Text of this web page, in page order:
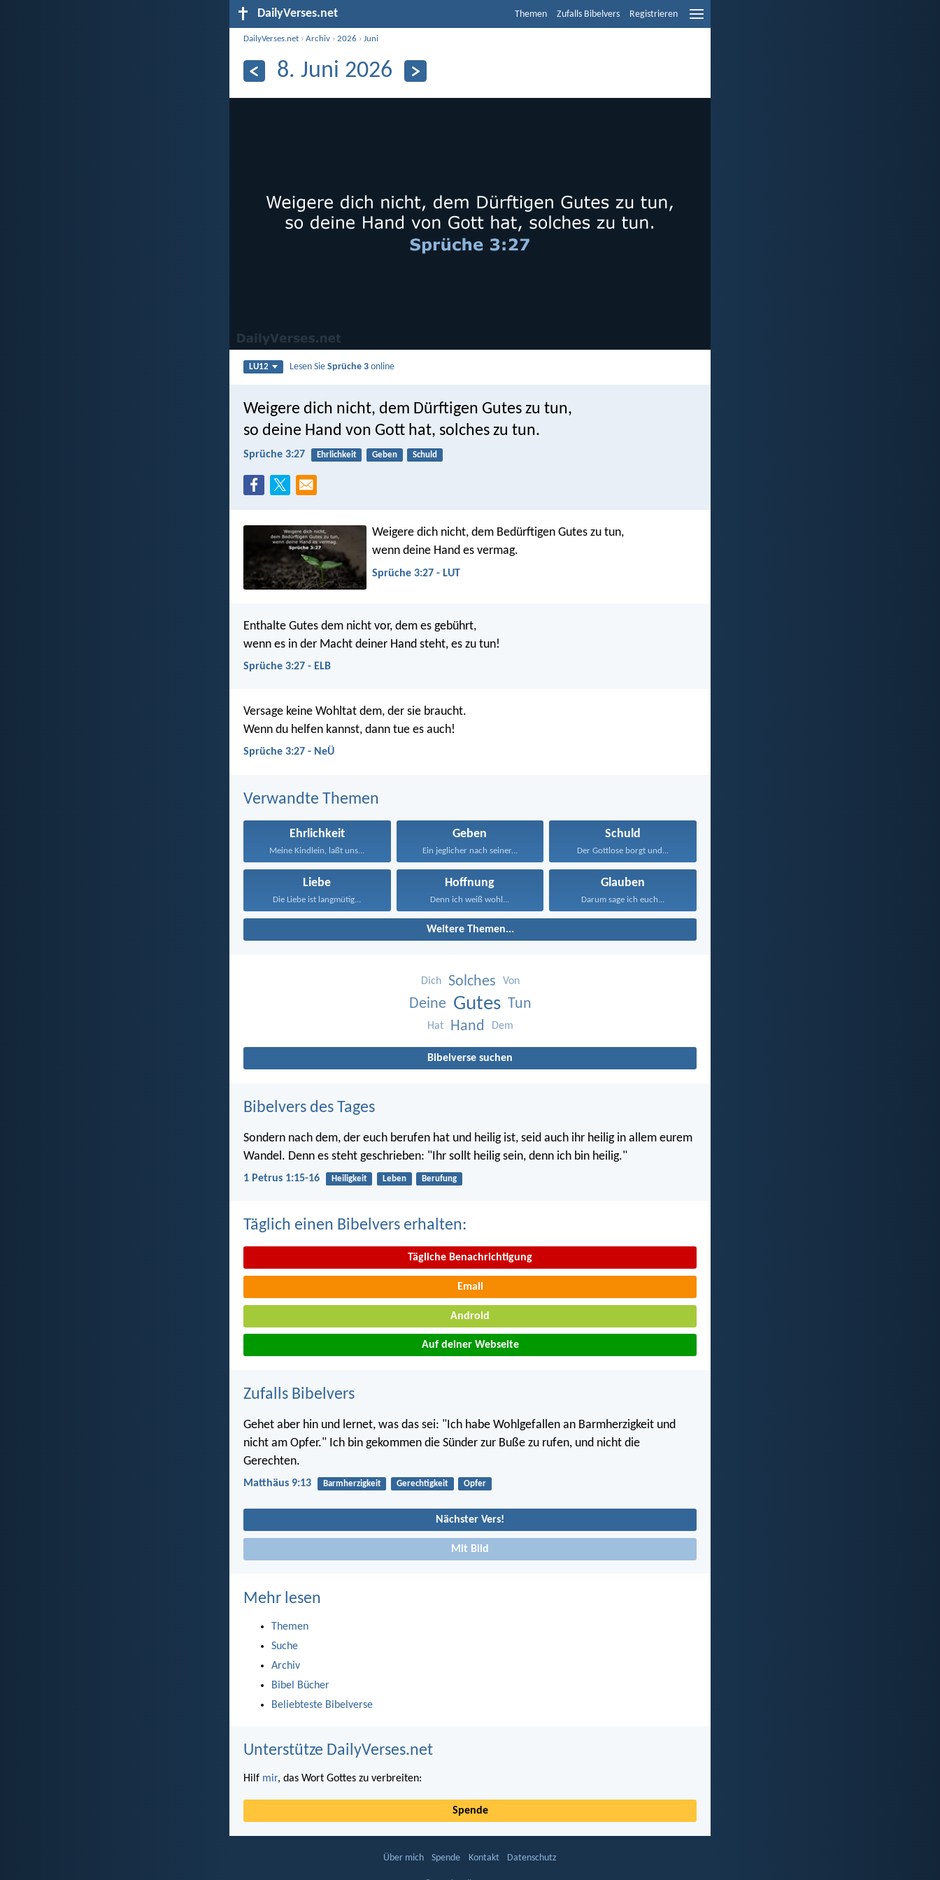
DailyVerses.net Themen Zufalls Bibelvers Registrieren
DailyVerses.net ›Archiv ›2026 ›Juni
8. Juni 2026
LU12 Lesen SieSprüche 3 online
Weigere dich nicht, dem Dürftigen Gutes zu tun,
so deine Hand von Gott hat, solches zu tun.
Sprüche 3:27 Ehrlichkeit Geben Schuld
Weigere dich nicht, dem Bedürftigen Gutes zu tun,
wenn deine Hand es vermag.
Sprüche 3:27 - LUT
Enthalte Gutes dem nicht vor, dem es gebührt,
wenn es in der Macht deiner Hand steht, es zu tun!
Sprüche 3:27 - ELB
Versage keine Wohltat dem, der sie braucht.
Wenn du helfen kannst, dann tue es auch!
Sprüche 3:27 - NeÜ
Verwandte Themen
Ehrlichkeit
Meine Kindlein, laßt uns...
Geben
Ein jeglicher nach seiner...
Schuld
Der Gottlose borgt und...
Liebe
Die Liebe ist langmütig...
Hoffnung
Denn ich weiß wohl...
Glauben
Darum sage ich euch...
Weitere Themen...
Dich Solches Von
Deine Gutes Tun
Hat Hand Dem
Bibelverse suchen
Bibelvers des Tages
Sondern nach dem, der euch berufen hat und heilig ist, seid auch ihr heilig in allem eurem
Wandel. Denn es steht geschrieben: "Ihr sollt heilig sein, denn ich bin heilig."
1 Petrus 1:15-16 Heiligkeit Leben Berufung
Täglich einen Bibelvers erhalten:
Tägliche Benachrichtigung
Email
Android
Auf deiner Webseite
Zufalls Bibelvers
Gehet aber hin und lernet, was das sei: "Ich habe Wohlgefallen an Barmherzigkeit und
nicht am Opfer." Ich bin gekommen die Sünder zur Buße zu rufen, und nicht die
Gerechten.
Matthäus 9:13 Barmherzigkeit Gerechtigkeit Opfer
Nächster Vers!
Mit Bild
Mehr lesen
Themen
Suche
Archiv
Bibel Bücher
Beliebteste Bibelverse
Unterstütze DailyVerses.net
Hilf mir, das Wort Gottes zu verbreiten:
Spende
Über mich Spende Kontakt Datenschutz